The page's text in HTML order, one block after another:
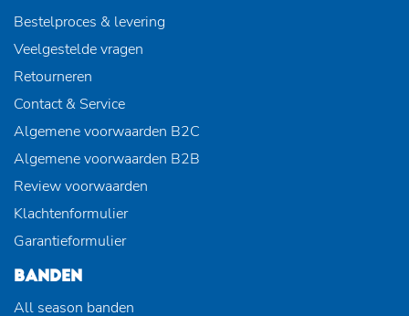
Bestelproces & levering
Veelgestelde vragen
Retourneren
Contact & Service
Algemene voorwaarden B2C
Algemene voorwaarden B2B
Review voorwaarden
Klachtenformulier
Garantieformulier
BANDEN
All season banden